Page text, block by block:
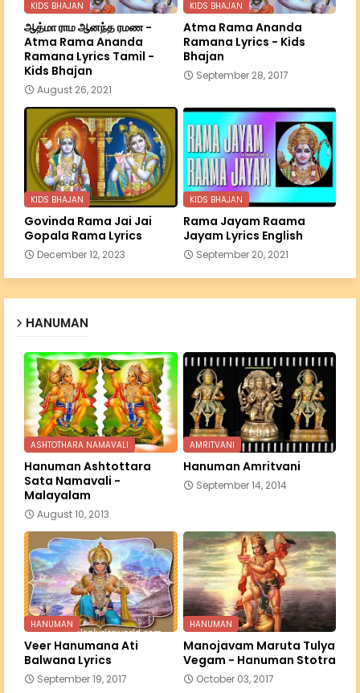
KIDS BHAJAN
ஆத்மா ராம ஆனந்த ரமண -
Atma Rama Ananda
Ramana Lyrics Tamil -
Kids Bhajan
August 26, 2021
KIDS BHAJAN
Atma Rama Ananda
Ramana Lyrics - Kids
Bhajan
September 28, 2017
KIDS BHAJAN
Govinda Rama Jai Jai
Gopala Rama Lyrics
December 12, 2023
KIDS BHAJAN
Rama Jayam Raama
Jayam Lyrics English
September 20, 2021
HANUMAN
ASHTOTHARA NAMAVALI
Hanuman Ashtottara
Sata Namavali -
Malayalam
August 10, 2013
AMRITVANI
Hanuman Amritvani
September 14, 2014
HANUMAN
Veer Hanumana Ati
Balwana Lyrics
September 19, 2017
HANUMAN
Manojavam Maruta Tulya
Vegam - Hanuman Stotra
October 03, 2017